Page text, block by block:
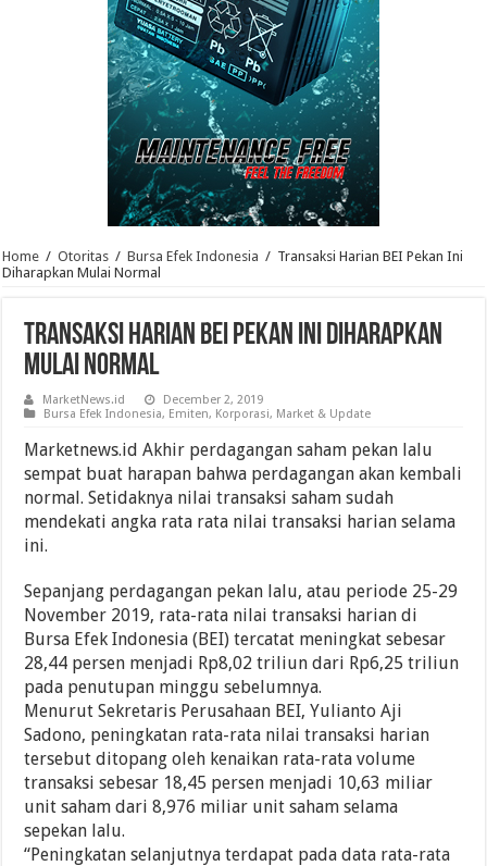
Home / Otoritas / Bursa Efek Indonesia / Transaksi Harian BEI Pekan Ini
Diharapkan Mulai Normal
Transaksi Harian BEI Pekan Ini Diharapkan
Mulai Normal
MarketNews.id
December 2, 2019
Bursa Efek Indonesia, Emiten, Korporasi, Market & Update
Marketnews.id Akhir perdagangan saham pekan lalu
sempat buat harapan bahwa perdagangan akan kembali
normal. Setidaknya nilai transaksi saham sudah
mendekati angka rata rata nilai transaksi harian selama
ini.
Sepanjang perdagangan pekan lalu, atau periode 25-29
November 2019, rata-rata nilai transaksi harian di
Bursa Efek Indonesia (BEI) tercatat meningkat sebesar
28,44 persen menjadi Rp8,02 triliun dari Rp6,25 triliun
pada penutupan minggu sebelumnya.
Menurut Sekretaris Perusahaan BEI, Yulianto Aji
Sadono, peningkatan rata-rata nilai transaksi harian
tersebut ditopang oleh kenaikan rata-rata volume
transaksi sebesar 18,45 persen menjadi 10,63 miliar
unit saham dari 8,976 miliar unit saham selama
sepekan lalu.
“Peningkatan selanjutnya terdapat pada data rata-rata